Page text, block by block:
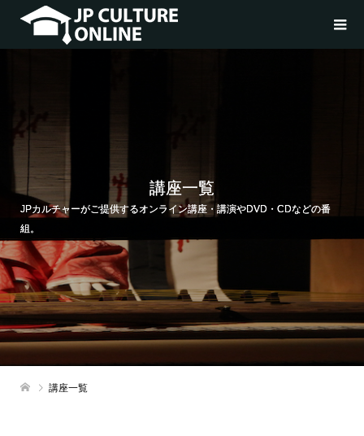
講座一覧
JPカルチャーがご提供するオンライン講座・講演やDVD・CDなどの番
組。
講座一覧